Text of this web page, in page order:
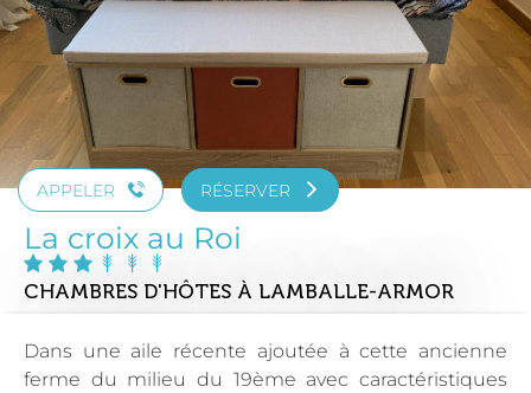
APPELER RÉSERVER
La croix au Roi
CHAMBRES D'HÔTES À LAMBALLE-ARMOR
Dans une aile récente ajoutée à cette ancienne
ferme du milieu du 19ème avec caractéristiques